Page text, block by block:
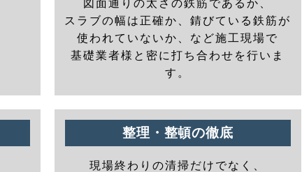
図面通りの太さの鉄筋であるか、
スラブの幅は正確か、錆びている鉄筋が
使われていないか、など施工現場で
基礎業者様と密に打ち合わせを行いま
す。
整理・整頓の徹底
現場終わりの清掃だけでなく、